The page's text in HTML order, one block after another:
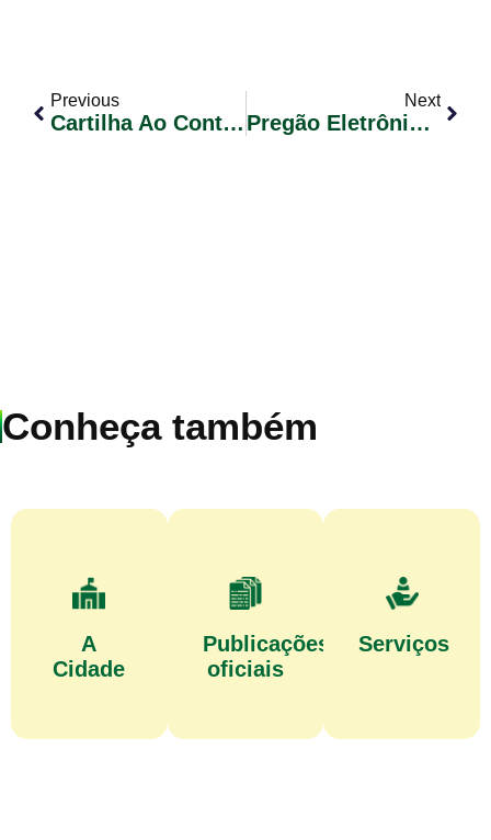
Previous
Cartilha Ao Contribuinte Empreendedor
Next
Pregão Eletrônico Nº 002/2018 – RP – CÂMARA MUN. DE VEREADORES
Conheça também
A
Cidade
Publicações
oficiais
Serviços